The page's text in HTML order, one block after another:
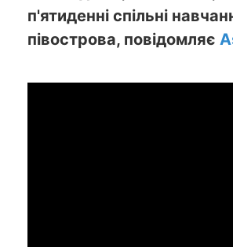
п'ятиденні спільні
півострова, повідомляє